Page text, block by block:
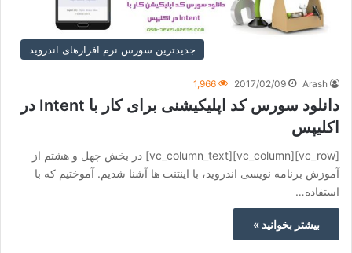
جدیدترین سورس نرم افزارهای اندروید
Arash
2017/02/09
1,966
دانلود سورس کد اپلیکیشنی برای کار با Intent در
اکلیپس
[vc_row][vc_column][vc_column_text] در بخش چهل و هشتم از
آموزش برنامه نویسی اندروید، با اینتنت ها آشنا شدیم. آموختیم که با
استفاده…
بیشتر بخوانید »